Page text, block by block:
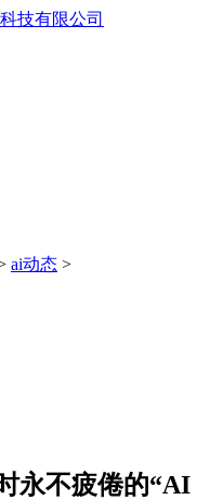
ai动态 >
永不疲倦的“AI